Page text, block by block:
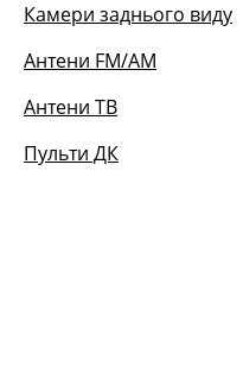
Камери заднього виду
Антени FM/AM
Антени ТВ
Пульти ДК